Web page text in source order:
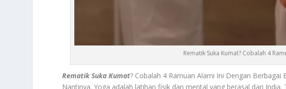
Rematik Suka Kumat? Cobalah 4
Rematik Suka Kumat? Cobalah 4 Ramuan Alami Ini Dengan Berbagai
Nantinya.Yoga adalah latihan fisik dan mental yang berasal dari